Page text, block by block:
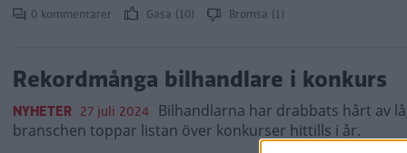
0 kommentarer Gasa (10) Bromsa (1)
Rekordmånga bilhandlare i konkurs
NYHETER 27 juli 2024 Bilhandlarna har drabbats hårt av
branschen toppar listan över konkurser hittills i år.